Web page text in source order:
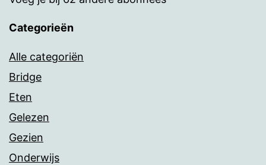
Categorieën
Alle categoriën
Bridge
Eten
Gelezen
Gezien
Onderwijs